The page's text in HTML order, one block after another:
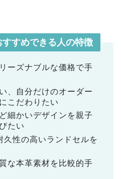
すめできる人の特徴
ーズナブルな価格で手
、自分だけのオーダー
こだわりたい
細かいデザインを親子
たい
久性の高いランドセルを
な本革素材を比較的手